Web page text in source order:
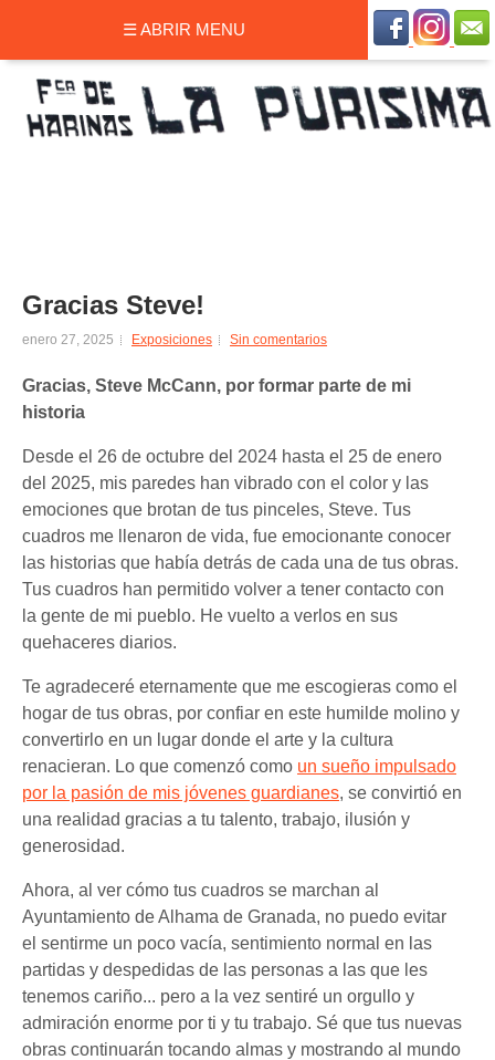
☰ ABRIR MENU
Gracias Steve!
enero 27, 2025 Exposiciones Sin comentarios
Gracias, Steve McCann, por formar parte de mi
historia
Desde el 26 de octubre del 2024 hasta el 25 de enero
del 2025, mis paredes han vibrado con el color y las
emociones que brotan de tus pinceles, Steve. Tus
cuadros me llenaron de vida, fue emocionante conocer
las historias que había detrás de cada una de tus obras.
Tus cuadros han permitido volver a tener contacto con
la gente de mi pueblo. He vuelto a verlos en sus
quehaceres diarios.
Te agradeceré eternamente que me escogieras como el
hogar de tus obras, por confiar en este humilde molino y
convertirlo en un lugar donde el arte y la cultura
renacieran. Lo que comenzó como un sueño impulsado
por la pasión de mis jóvenes guardianes, se convirtió en
una realidad gracias a tu talento, trabajo, ilusión y
generosidad.
Ahora, al ver cómo tus cuadros se marchan al
Ayuntamiento de Alhama de Granada, no puedo evitar
el sentirme un poco vacía, sentimiento normal en las
partidas y despedidas de las personas a las que les
tenemos cariño... pero a la vez sentiré un orgullo y
admiración enorme por ti y tu trabajo. Sé que tus nuevas
obras continuarán tocando almas y mostrando al mundo